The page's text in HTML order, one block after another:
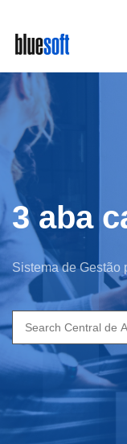
main
content
3 aba
Sistema de Gestão
Search
for: